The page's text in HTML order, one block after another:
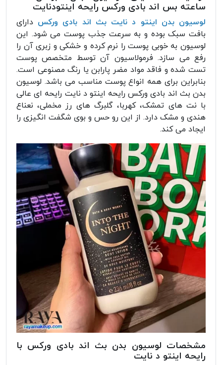
ساعته بس اند بادی ورکس رایحه اینتودنایت
لوسیون بدن اینتو د نایت بث اند بادی ورکس دارای
بافت سبک بوده و به سرعت جذب پوست می شود. این
لوسیون به خوبی پوست را نرم کرده و خشکی و زبری آن را
رفع می سازد. فرمولاسیون آن توسط متخصص پوست
تست شده و فاقد مواد مضر پارابن یا رنگ مصنوعی است.
بنابراین برای همه انواع پوست مناسب می باشد. لوسیون
بدن بث اند بادی ورکس رایحه اینتو د نایت رایحه ای عالی
با نت های تمشک، کهربا، گلبرگ های رز مخملی، نعناع
هندی و مشک دارد. از این رو حس و بوی شگفت انگیزی را
ایجاد می کند.
مشخصات لوسیون بدن بث اند بادی ورکس با
رایحه اینتو د نایت